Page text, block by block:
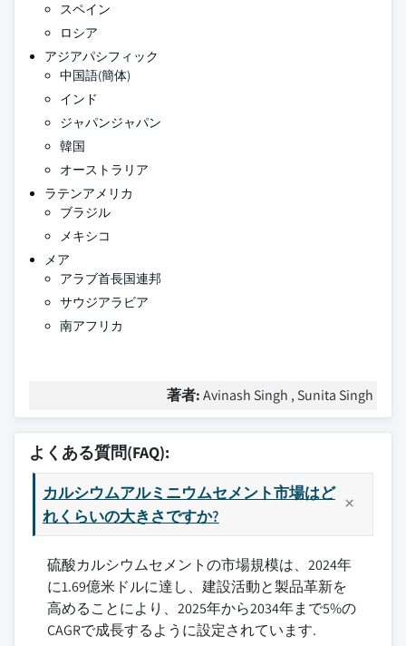
スペイン
ロシア
アジアパシフィック
中国語(簡体)
インド
ジャパンジャパン
韓国
オーストラリア
ラテンアメリカ
ブラジル
メキシコ
メア
アラブ首長国連邦
サウジアラビア
南アフリカ
著者:Avinash Singh , Sunita Singh
よくある質問(FAQ):
カルシウムアルミニウムセメント市場はど
れくらいの大きさですか?
硫酸カルシウムセメントの市場規模は、2024年
に1.69億米ドルに達し、建設活動と製品革新を
高めることにより、2025年から2034年まで5%の
CAGRで成長するように設定されています.